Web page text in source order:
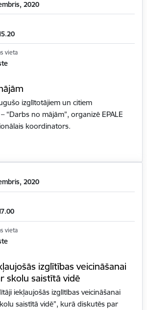
2020
vieta
izglītotājiem un citiem
“Darbs no mājām”, organizē EPALE
koordinators.
2020
vieta
izglītības veicināšanai
skolu saistītā vidē
iekļaujošās izglītības veicināšanai
saistītā vidē", kurā diskutēs par